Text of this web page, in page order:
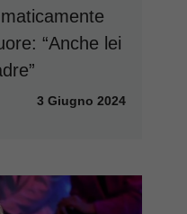
“Anche lei
3 Giugno 2024